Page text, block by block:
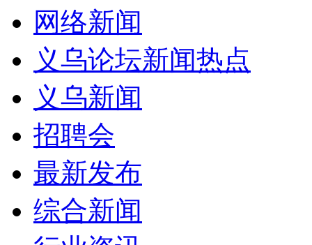
网络新闻
义乌论坛新闻热点
义乌新闻
招聘会
最新发布
综合新闻